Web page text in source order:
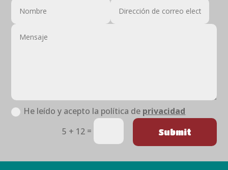
He leído y acepto la política de privacidad
5 + 12= Submit